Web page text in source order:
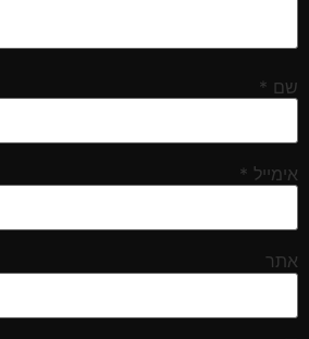
שם *
אימייל *
אתר